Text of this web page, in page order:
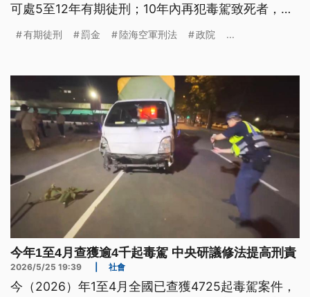
可處5至12年有期徒刑；10年內再犯毒駕致死者，則
有期徒刑 罰金 陸海空軍刑法 政院 ...
今年1至4月查獲逾4千起毒駕 中央研議修法提高刑責
2026/5/25 19:39 社會
今（2026）年1至4月全國已查獲4725起毒駕案件，